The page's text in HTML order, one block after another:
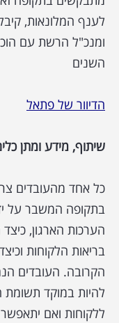
לענף המלונאות,
ומנכ"ל הרשת עם
השנים
הדיוור של פתאל
שיתוף, מידע ומתן
כל אחד מהעובדים
בתקופה המשבר על
הערכות הארגון,
בריאות הלקוחות
הקרובה. העובדים
להיות במוקד תשומת
ללקוחות ואם